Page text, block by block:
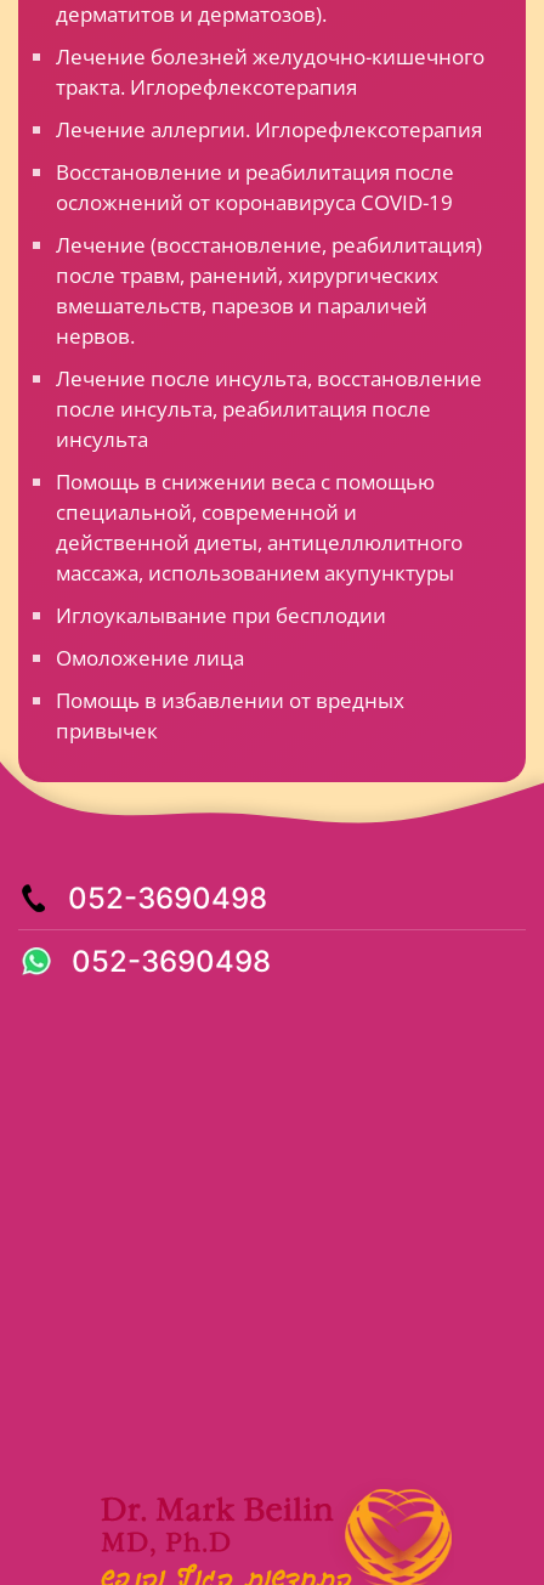
дерматитов и дерматозов).
Лечение болезней желудочно-кишечного
тракта. Иглорефлексотерапия
Лечение аллергии. Иглорефлексотерапия
Восстановление и реабилитация после
осложнений от коронавируса COVID-19
Лечение (восстановление, реабилитация)
после травм, ранений, хирургических
вмешательств, парезов и параличей
нервов.
Лечение после инсульта, восстановление
после инсульта, реабилитация после
инсульта
Помощь в снижении веса с помощью
специальной, современной и
действенной диеты, антицеллюлитного
массажа, использованием акупунктуры
Иглоукалывание при бесплодии
Омоложение лица
Помощь в избавлении от вредных
привычек
052-3690498
052-3690498